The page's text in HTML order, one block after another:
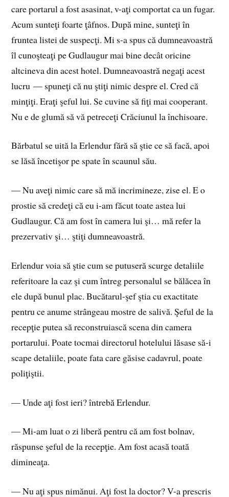
care portarul a fost asasinat, v-aţi comportat ca un fugar.
Acum sunteţi foarte ţâfnos. După mine, sunteţi în
fruntea listei de suspecţi. Mi s-a spus că dumneavoastră
îl cunoşteaţi pe Gudlaugur mai bine decât oricine
altcineva din acest hotel. Dumneavoastră negaţi acest
lucru — spuneţi că nu ştiţi nimic despre el. Cred că
minţiţi. Eraţi şeful lui. Se cuvine să fiţi mai cooperant.
Nu e de glumă să vă petreceţi Crăciunul la închisoare.
Bărbatul se uită la Erlendur fără să ştie ce să facă, apoi
se lăsă încetişor pe spate în scaunul său.
— Nu aveţi nimic care să mă incrimineze, zise el. E o
prostie să credeţi că eu i-am făcut toate astea lui
Gudlaugur. Că am fost în camera lui şi… mă refer la
prezervativ şi… ştiţi dumneavoastră.
Erlendur voia să ştie cum se putuseră scurge detaliile
referitoare la caz şi cum întreg personalul se bălăcea în
ele după bunul plac. Bucătarul-şef ştia cu exactitate
pentru ce anume strângeau mostre de salivă. Şeful de la
recepţie putea să reconstruiască scena din camera
portarului. Poate tocmai directorul hotelului lăsase să-i
scape detaliile, poate fata care găsise cadavrul, poate
poliţiştii.
— Unde aţi fost ieri? întrebă Erlendur.
— Mi-am luat o zi liberă pentru că am fost bolnav,
răspunse şeful de la recepţie. Am fost acasă toată
dimineaţa.
— Nu aţi spus nimănui. Aţi fost la doctor? V-a prescris